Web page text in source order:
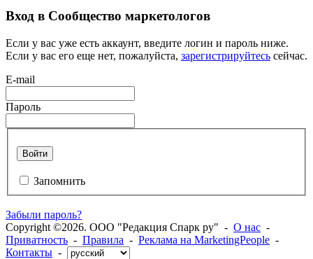
Вход в Сообщество маркетологов
Если у вас уже есть аккаунт, введите логин и пароль ниже.
Если у вас его еще нет, пожалуйста, зарегистрируйтесь сейчас.
E-mail
Пароль
Войти
Запомнить
Забыли пароль?
Copyright ©2026. ООО "Редакция Спарк ру" - О нас -
Приватность - Правила - Реклама на MarketingPeople -
Контакты -